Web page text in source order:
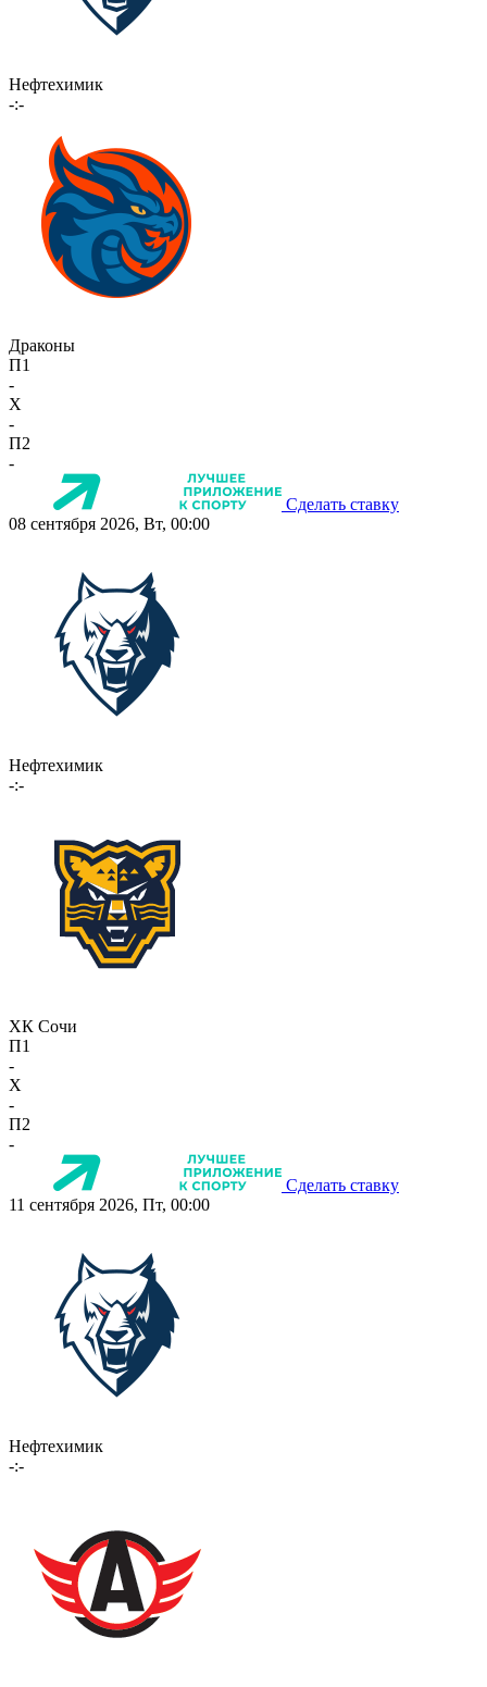
Нефтехимик
-:-
Драконы
П1
-
X
-
П2
-
Сделать ставку
08 сентября 2026, Вт, 00:00
Нефтехимик
-:-
ХК Сочи
П1
-
X
-
П2
-
Сделать ставку
11 сентября 2026, Пт, 00:00
Нефтехимик
-:-